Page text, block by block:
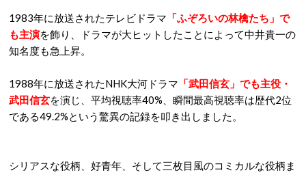
1983年に放送されたテレビドラマ 「ふぞろいの林檎たち」で
も主演を飾り、ドラマが大ヒットしたことによって中井貴一の
知名度も急上昇。
1988年に放送されたNHK大河ドラマ 「武田信玄」でも主役・
武田信玄を演じ、平均視聴率40%、瞬間最高視聴率は歴代2位
である49.2%という驚異の記録を叩き出しました。
シリアスな役柄、好青年、そして三枚目風のコミカルな役柄ま